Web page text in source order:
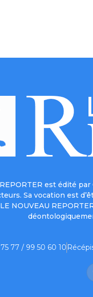
est édité
Sa vocation est
NOUVEAU
77 / 99 50 60 10